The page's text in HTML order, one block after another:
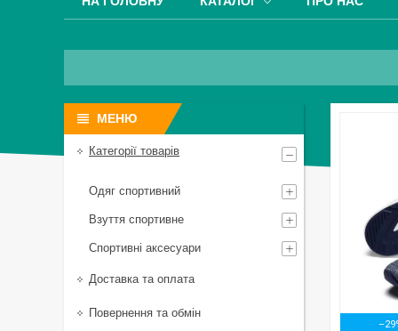
Категорії товарів
Одяг спортивний
Взуття спортивне
Спортивні аксесуари
Доставка та оплата
Повернення та обмін